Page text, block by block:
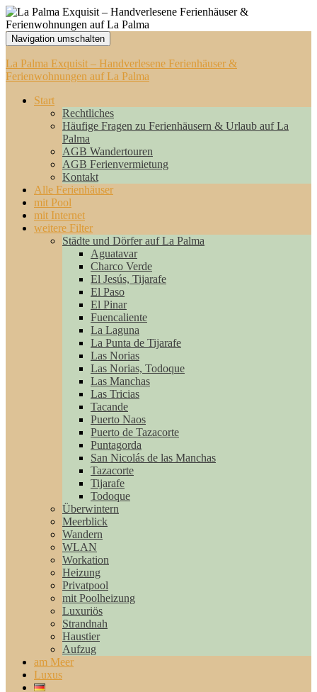
Navigation umschalten
La Palma Exquisit – Handverlesene Ferienhäuser &
Ferienwohnungen auf La Palma
Start
Rechtliches
Häufige Fragen zu Ferienhäusern & Urlaub auf La
Palma
AGB Wandertouren
AGB Ferienvermietung
Kontakt
Alle Ferienhäuser
mit Pool
mit Internet
weitere Filter
Städte und Dörfer auf La Palma
Aguatavar
Charco Verde
El Jesús, Tijarafe
El Paso
El Pinar
Fuencaliente
La Laguna
La Punta de Tijarafe
Las Norias
Las Norias, Todoque
Las Manchas
Las Tricias
Tacande
Puerto Naos
Puerto de Tazacorte
Puntagorda
San Nicolás de las Manchas
Tazacorte
Tijarafe
Todoque
Überwintern
Meerblick
Wandern
WLAN
Workation
Heizung
Privatpool
mit Poolheizung
Luxuriös
Strandnah
Haustier
Aufzug
am Meer
Luxus